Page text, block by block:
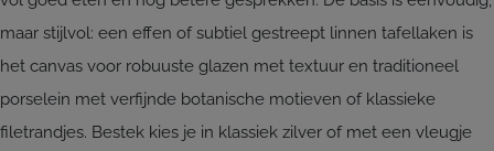
maar stijlvol: een effen of subtiel gestreept linnen tafellaken is
het canvas voor robuuste glazen met textuur en traditioneel
porselein met verfijnde botanische motieven of klassieke
filetrandjes. Bestek kies je in klassiek zilver of met een vleugje